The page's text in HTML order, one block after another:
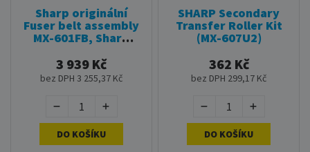
Sharp originální
Fuser belt assembly
MX-601FB, Sharp
2651/3051/3071/3551/3571/4051/4071,
fixační válec
3 939 Kč
bez DPH 3 255,37 Kč
DO KOŠÍKU
SHARP Secondary
Transfer Roller Kit
(MX-607U2)
362 Kč
bez DPH 299,17 Kč
DO KOŠÍKU